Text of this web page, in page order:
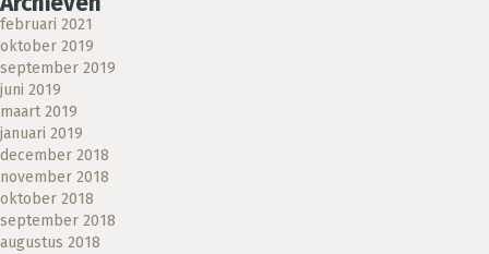
februari 2021
oktober 2019
september 2019
juni 2019
maart 2019
januari 2019
december 2018
november 2018
oktober 2018
september 2018
augustus 2018